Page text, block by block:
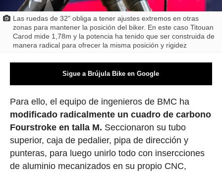
Las ruedas de 32" obliga a tener ajustes extremos en otras
zonas para mantener la posición del biker. En este caso Titouan
Carod mide 1,78m y la potencia ha tenido que ser construida de
manera radical para ofrecer la misma posición y rigidez
Sigue a Brújula Bike en Google
Para ello, el equipo de ingenieros de BMC ha
modificado radicalmente un cuadro de carbono
Fourstroke en talla M. Seccionaron su tubo
superior, caja de pedalier, pipa de dirección y
punteras, para luego unirlo todo con insercciones
de aluminio mecanizados en su propio CNC,